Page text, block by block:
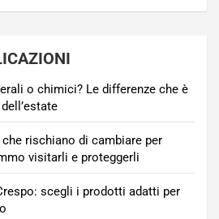
o chimici? Le differenze che è
rischiano di cambiare per
visitarli e proteggerli
scegli i prodotti adatti per